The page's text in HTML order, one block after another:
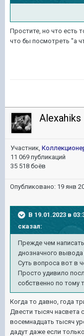
Простите, но что есть
что бы посмотреть "а
Alexahiks
Участник,
11 069 публикаций
35 518 боёв
Опубликовано: 19 янв
В 19.01.2023 в
сказал:
Прежде чем
днозначного вывода
Суть вопроса вот в
Просто удивило
собственно по тому
Когда то давно, года
Двести тысяч насвета
восемнадцать тысяч
дадут даже если